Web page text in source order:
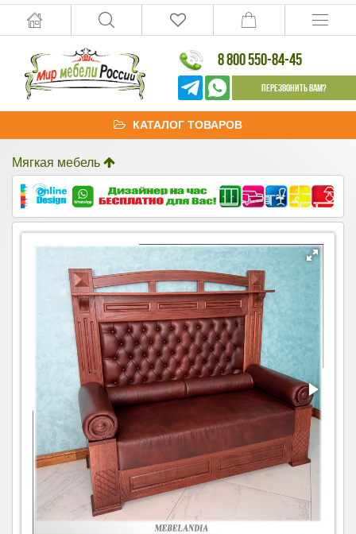
8 800 550-84-45
Перезвонить Вам?
КАТАЛОГ ТОВАРОВ
Мягкая мебель